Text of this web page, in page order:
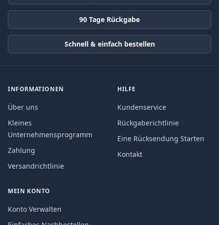
90 Tage Rückgabe
Schnell & einfach bestellen
INFORMATIONEN
Über uns
Kleines
Unternehmensprogramm
Zahlung
Versandrichtlinie
HILFE
Kundenservice
Rückgaberichtlinie
Eine Rücksendung Starten
Kontakt
MEIN KONTO
Konto Verwalten